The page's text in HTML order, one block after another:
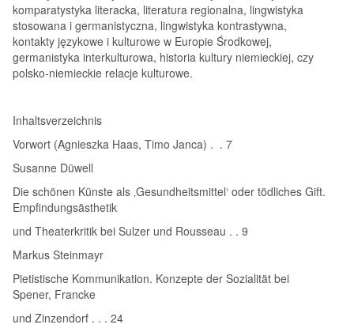
komparatystyka literacka, literatura regionalna, lingwistyka
stosowana i germanistyczna, lingwistyka kontrastywna,
kontakty językowe i kulturowe w Europie Środkowej,
germanistyka interkulturowa, historia kultury niemieckiej, czy
polsko-niemieckie relacje kulturowe.
Inhaltsverzeichnis
Vorwort (Agnieszka Haas, Timo Janca) . . 7
Susanne Düwell
Die schönen Künste als ‚Gesundheitsmittel‘ oder tödliches Gift.
Empfindungsästhetik
und Theaterkritik bei Sulzer und Rousseau . . 9
Markus Steinmayr
Pietistische Kommunikation. Konzepte der Sozialität bei
Spener, Francke
und Zinzendorf . . . 24